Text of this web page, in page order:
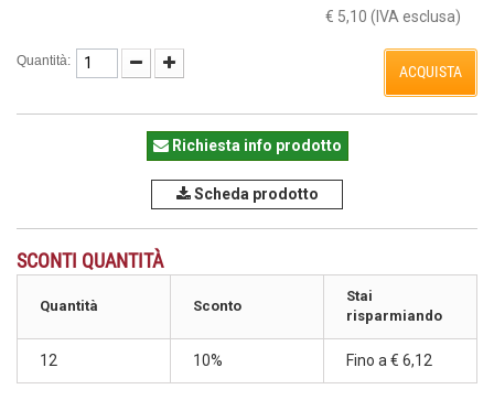
€ 5,10 (IVA esclusa)
Quantità:
ACQUISTA
Richiesta info prodotto
Scheda prodotto
SCONTI QUANTITÀ
Quantità Sconto
Stai
risparmiando
12 10% Fino a € 6,12